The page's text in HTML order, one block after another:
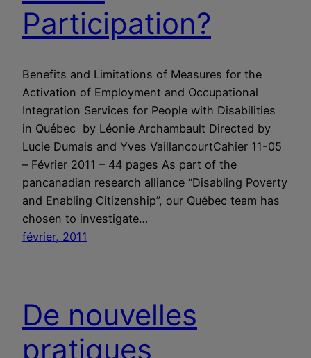
Participation?
Benefits and Limitations of Measures for the
Activation of Employment and Occupational
Integration Services for People with Disabilities
in Québec by Léonie Archambault Directed by
Lucie Dumais and Yves VaillancourtCahier 11-05
– Février 2011 – 44 pages As part of the
pancanadian research alliance “Disabling Poverty
and Enabling Citizenship”, our Québec team has
chosen to investigate…
février, 2011
De nouvelles
pratiques